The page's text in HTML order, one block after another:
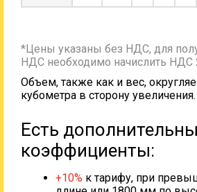
*Цены указаны без НДС, для
НДС необходимо начислить НДС
Объем, также как и вес,
кубометра в сторону увеличения.
Есть
коэффициенты:
+10% к тарифу, при